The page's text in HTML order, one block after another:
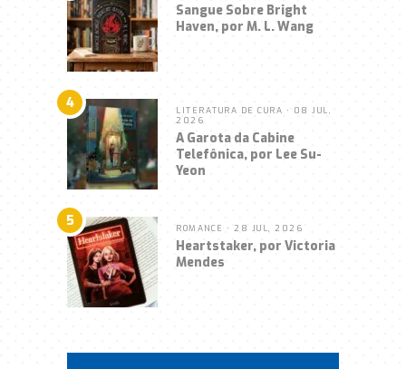
Sangue Sobre Bright
Haven, por M. L. Wang
4 LITERATURA DE CURA • 08 JUL,
2026
A Garota da Cabine
Telefônica, por Lee Su-
Yeon
5 ROMANCE • 28 JUL, 2026
Heartstaker, por Victoria
Mendes